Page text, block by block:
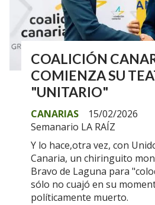
COALICIÓN
COMIENZA SU
"UNITARIO"
Semanario LA RAÍZ
CANARIAS 15/02/2026
Y lo hace,otra vez, con
Canaria, un chiringuito
Bravo de Laguna para
sólo no cuajó en su
políticamente muerto.